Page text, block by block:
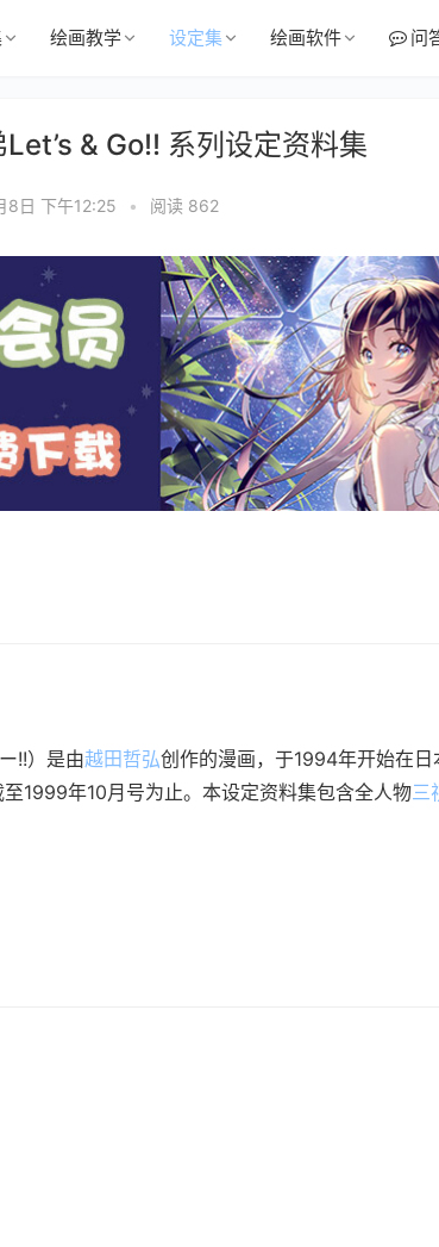
绘画教学 设定集 绘画软件 问
& Go!! 系列设定资料集
8日 下午12:25 • 阅读 862
!!）是由越田哲弘创作的漫画，于1994年开始在
1999年10月号为止。本设定资料集包含全人物三